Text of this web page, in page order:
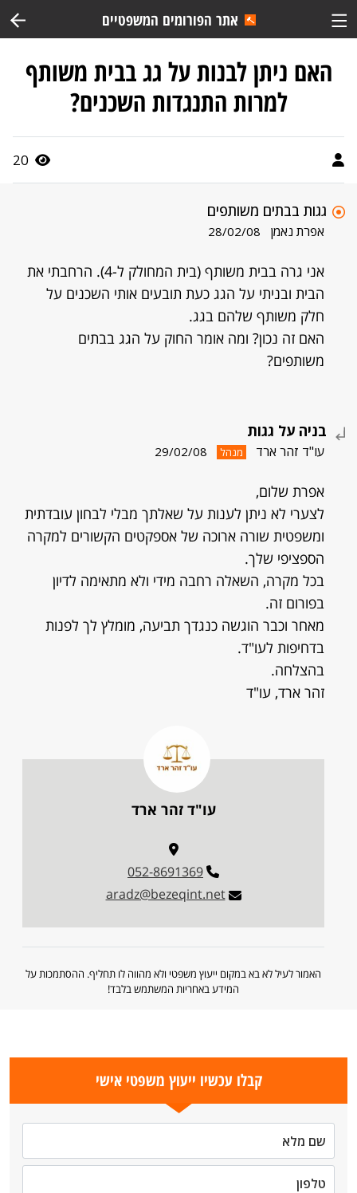
אתר הפורומים המשפטיים
האם ניתן לבנות על גג בבית משותף
למרות התנגדות השכנים?
20
גגות בבתים משותפים
אפרת נאמן 28/02/08
אני גרה בבית משותף (בית המחולק ל-4). הרחבתי את
הבית ובניתי על הגג כעת תובעים אותי השכנים על
חלק משותף שלהם בגג.
האם זה נכון? ומה אומר החוק על הגג בבתים
משותפים?
בניה על גגות
עו"ד זהר ארד מנהל 29/02/08
אפרת שלום,
לצערי לא ניתן לענות על שאלתך מבלי לבחון עובדתית
ומשפטית שורה ארוכה של אספקטים הקשורים למקרה
הספציפי שלך.
בכל מקרה, השאלה רחבה מידי ולא מתאימה לדיון
בפורום זה.
מאחר וכבר הוגשה כנגדך תביעה, מומלץ לך לפנות
בדחיפות לעו"ד.
בהצלחה.
זהר ארד, עו"ד
עו"ד זהר ארד
052-8691369
aradz@bezeqint.net
האמור לעיל לא בא במקום ייעוץ משפטי ולא מהווה לו תחליף. ההסתמכות על
המידע באחריות המשתמש בלבד!
קבלו עכשיו ייעוץ משפטי אישי